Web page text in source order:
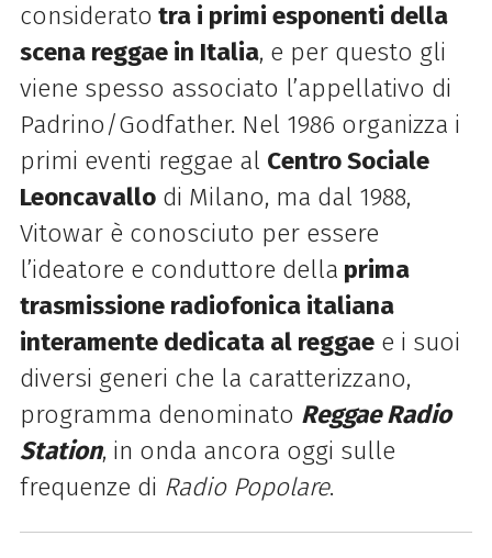
considerato tra i primi esponenti della
scena reggae in Italia, e per questo gli
viene spesso associato l’appellativo di
Padrino/Godfather. Nel 1986 organizza i
primi eventi reggae al Centro Sociale
Leoncavallodi Milano, ma dal 1988,
Vitowar è conosciuto per essere
l’ideatore e conduttore della prima
trasmissione radiofonica italiana
interamente dedicata al reggaee i suoi
diversi generi che la caratterizzano,
programma denominato Reggae Radio
Station, in onda ancora oggi sulle
frequenze di Radio Popolare.